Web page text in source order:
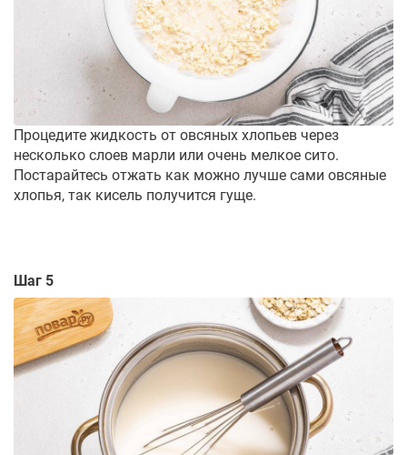
Процедите жидкость от овсяных хлопьев через
несколько слоев марли или очень мелкое сито.
Постарайтесь отжать как можно лучше сами овсяные
хлопья, так кисель получится гуще.
Шаг 5